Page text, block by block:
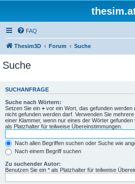
FAQ
Thesim3D Forum Suche
Suche
SUCHANFRAGE
Suche nach Wörtern:
Setzen Sie ein + vor ein Wort, das gefunden werden
nicht gefunden werden darf. Verwenden Sie
einer Klammer, wenn nur eines der Wörter
als Platzhalter für teilweise Übereinstimmungen.
Nach allen Begriffen suchen oder Suche wie
Nach einem Begriff suchen
Zu suchender Autor:
Benutzen Sie ein * als Platzhalter für teilweise